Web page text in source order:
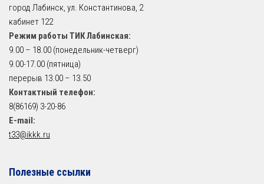
город Лабинск, ул. Константинова, 2
кабинет 122
Режим работы ТИК Лабинская:
9.00 – 18.00 (понедельник-четверг)
9.00-17.00 (пятница)
перерыв 13.00 – 13.50
Контактный телефон:
8(86169) 3-20-86
E-mail:
t33@ikkk.ru
Полезные ссылки